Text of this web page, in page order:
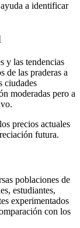
a identificar
y las tendencias
de las praderas a
ciudades
moderadas pero a
precios actuales
futura.
poblaciones de
estudiantes,
experimentados
con los